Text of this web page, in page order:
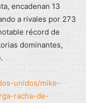
encadenan 13
a rivales por 273
récord de
dominantes,
unidos/mike-
racha-de-